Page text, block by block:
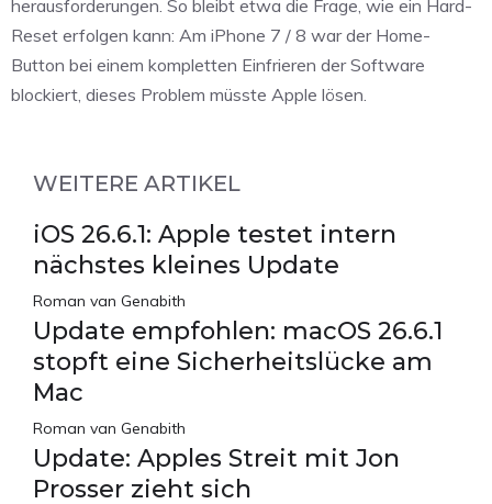
herausforderungen. So bleibt etwa die Frage, wie ein Hard-
Reset erfolgen kann: Am iPhone 7 / 8 war der Home-
Button bei einem kompletten Einfrieren der Software
blockiert, dieses Problem müsste Apple lösen.
WEITERE ARTIKEL
iOS 26.6.1: Apple testet intern
nächstes kleines Update
Roman van Genabith
Update empfohlen: macOS 26.6.1
stopft eine Sicherheitslücke am
Mac
Roman van Genabith
Update: Apples Streit mit Jon
Prosser zieht sich